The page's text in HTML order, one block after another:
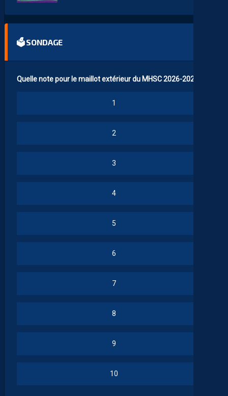
🗳 SONDAGE
Quelle note pour le maillot extérieur du MHSC 2026-2027 ?
1
2
3
4
5
6
7
8
9
10